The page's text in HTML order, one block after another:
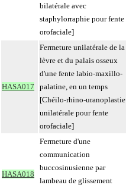
bilatérale avec
staphylorraphie pour fente
orofaciale]
HASA017
Fermeture unilatérale de la
lèvre et du palais osseux
d'une fente labio-maxillo-
palatine, en un temps
[Chéilo-rhino-uranoplastie
unilatérale pour fente
orofaciale]
HASA018
Fermeture d'une
communication
buccosinusienne par
lambeau de glissement